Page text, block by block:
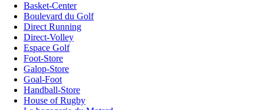
Basket-Center
Boulevard du Golf
Direct Running
Direct-Volley
Espace Golf
Foot-Store
Galop-Store
Goal-Foot
Handball-Store
House of Rugby